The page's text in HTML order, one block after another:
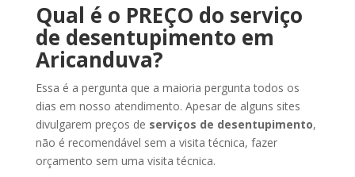
Qual é o PREÇO do serviço
de desentupimento em
Aricanduva?
Essa é a pergunta que a maioria pergunta todos os
dias em nosso atendimento. Apesar de alguns sites
divulgarem preços de serviços de desentupimento,
não é recomendável sem a visita técnica, fazer
orçamento sem uma visita técnica.